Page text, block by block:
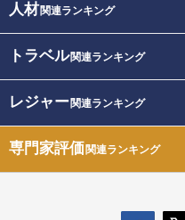
人材関連ランキング
トラベル関連ランキング
レジャー関連ランキング
専門家評価関連ランキング